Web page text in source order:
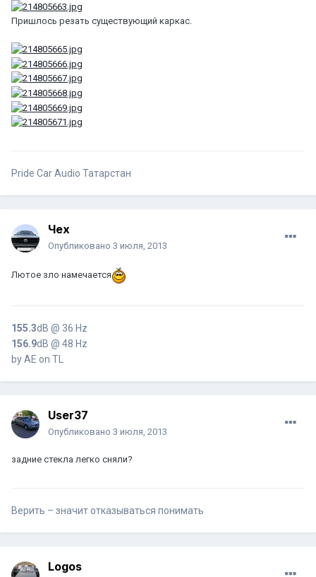
Пришлось резать существующий каркас.
Pride Car Audio Татарстан
Чех
Опубликовано 3 июля, 2013
Лютое зло намечается
155.3dB @ 36 Hz
156.9dB @ 48 Hz
by AE on TL
User37
Опубликовано 3 июля, 2013
задние стекла легко сняли?
Верить – значит отказываться понимать
Logos